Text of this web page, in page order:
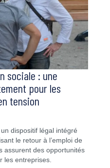
sociale : une
pour les
tension
dispositif légal intégré
le retour à l’emploi de
assurent des opportunités
les entreprises.